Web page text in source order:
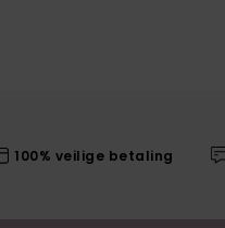
100% veilige betaling